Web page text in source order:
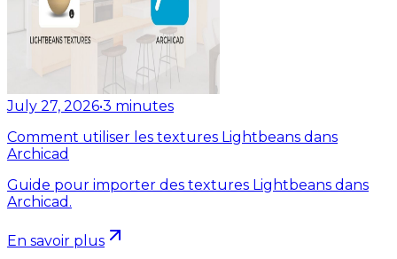
July 27, 2026•3 minutes
Comment utiliser les textures Lightbeans dans
Archicad
Guide pour importer des textures Lightbeans dans
Archicad.
En savoir plus